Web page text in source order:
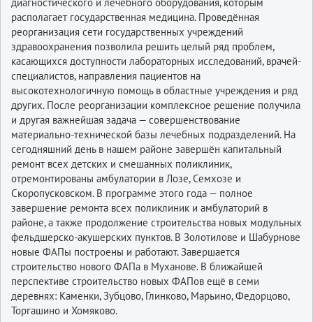
располагает государственная медицина. Проведённая
реорганизация сети государственных учреждений
здравоохранения позволила решить целый ряд проблем,
касающихся доступности лабораторных исследований, врачей-
специалистов, направления пациентов на
высокотехнологичную помощь в областные учреждения и ряд
других. После реорганизации комплексное решение получила
и другая важнейшая задача — совершенствование
материально-технической базы лечебных подразделений. На
сегодняшний день в нашем районе завершён капитальный
ремонт всех детских и смешанных поликлиник,
отремонтированы амбулатории в Лозе, Семхозе и
Скоропусковском. В программе этого года — полное
завершение ремонта всех поликлиник и амбулаторий в
районе, а также продолжение строительства новых модульных
фельдшерско-акушерских пунктов. В Золотилове и Шабурнове
новые ФАПы построены и работают. Завершается
строительство нового ФАПа в Муханове. В ближайшей
перспективе строительство новых ФАПов ещё в семи
деревнях: Каменки, Зубцово, Глинково, Марьино, Федорцово,
Торгашино и Хомяково.